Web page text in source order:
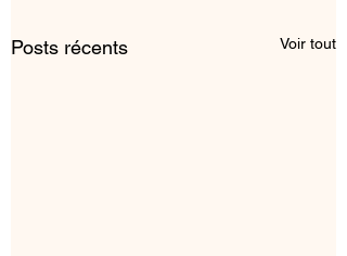
Posts récents Voir tout